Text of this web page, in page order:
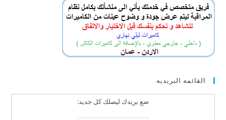
القائمه البريديه
ضع بريدك ليصلك كل جديد: